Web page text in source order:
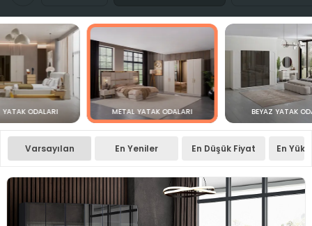
YATAK ODALARI METAL YATAK ODALARI BEYAZ YATAK
Varsayılan En Yeniler En Düşük Fiyat En